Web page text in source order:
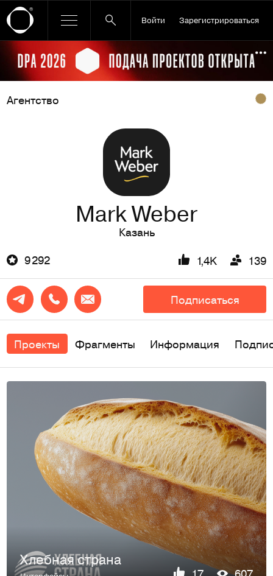
Войти Зарегистрироваться
Ссылка баннера
Агентство
Mark Weber
Казань
9 292
1,4K 139
Подписаться
Проекты Фрагменты Информация
Хлебная страна